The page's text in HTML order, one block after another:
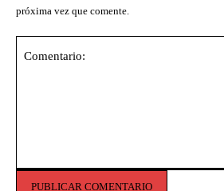
próxima vez que comente.